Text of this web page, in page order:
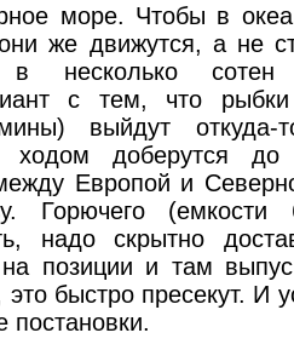
море. Чтобы в
же движутся, а не
несколько сотен
с тем, что
выйдут откуда-
доберутся до
Европой и
Горючего (емкости
надо скрытно
позиции и там
быстро пресекут. И
постановки.